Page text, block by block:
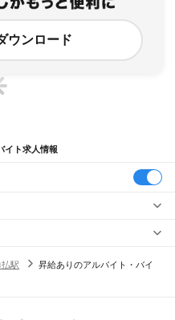
ウンロード
イト求人情報
払駅
昇給ありのアルバイト・バイ